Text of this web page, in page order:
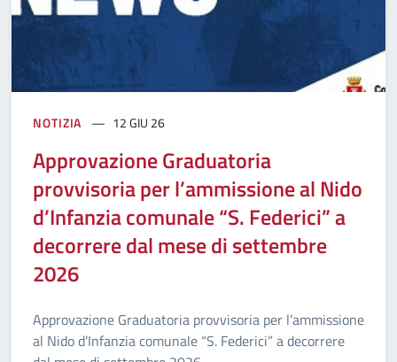
NOTIZIA 12 GIU 26
Approvazione Graduatoria
provvisoria per l’ammissione al Nido
d’Infanzia comunale “S. Federici” a
decorrere dal mese di settembre
2026
Approvazione Graduatoria provvisoria per l’ammissione
al Nido d’Infanzia comunale “S. Federici” a decorrere